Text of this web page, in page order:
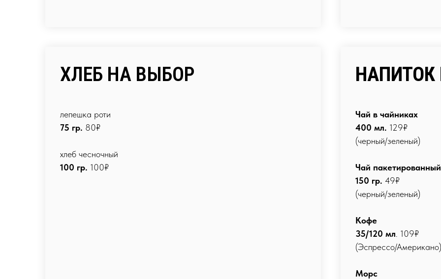
ХЛЕБ НА ВЫБОР
лепешка роти
75 гр. 80₽
хлеб чесночный
100 гр. 100₽
Чай в чайниках
400 мл. 129₽
(черный/зеленый)
Чай пакетированный
150 гр. 49₽
(черный/зеленый)
Кофе
35/120 мл . 109₽
(Эспрессо/Американо)
Морс